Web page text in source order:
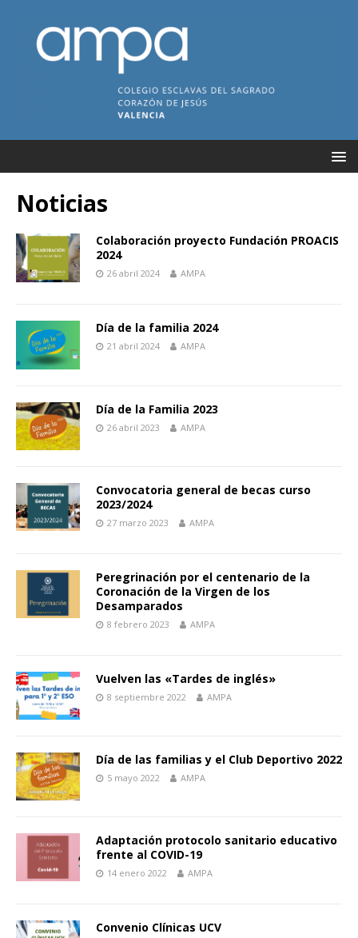
Noticias
Colaboración proyecto Fundación PROACIS
2024
26 abril 2024 AMPA
Día de la familia 2024
21 abril 2024 AMPA
Día de la Familia 2023
26 abril 2023 AMPA
Convocatoria general de becas curso
2023/2024
27 marzo 2023 AMPA
Peregrinación por el centenario de la
Coronación de la Virgen de los
Desamparados
8 febrero 2023 AMPA
Vuelven las «Tardes de inglés»
8 septiembre 2022 AMPA
Día de las familias y el Club Deportivo 2022
5 mayo 2022 AMPA
Adaptación protocolo sanitario educativo
frente al COVID-19
14 enero 2022 AMPA
Convenio Clínicas UCV